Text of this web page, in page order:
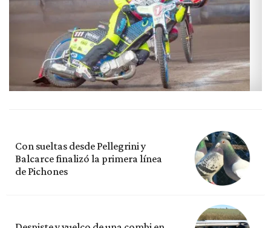
Con sueltas desde Pellegrini y
Balcarce finalizó la primera línea
de Pichones